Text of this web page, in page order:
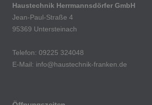
Haustechnik Herrmannsdörfer GmbH
Jean-Paul-Straße 4
95369 Untersteinach
Telefon: 09225 324048
E-Mail: info@haustechnik-franken.de